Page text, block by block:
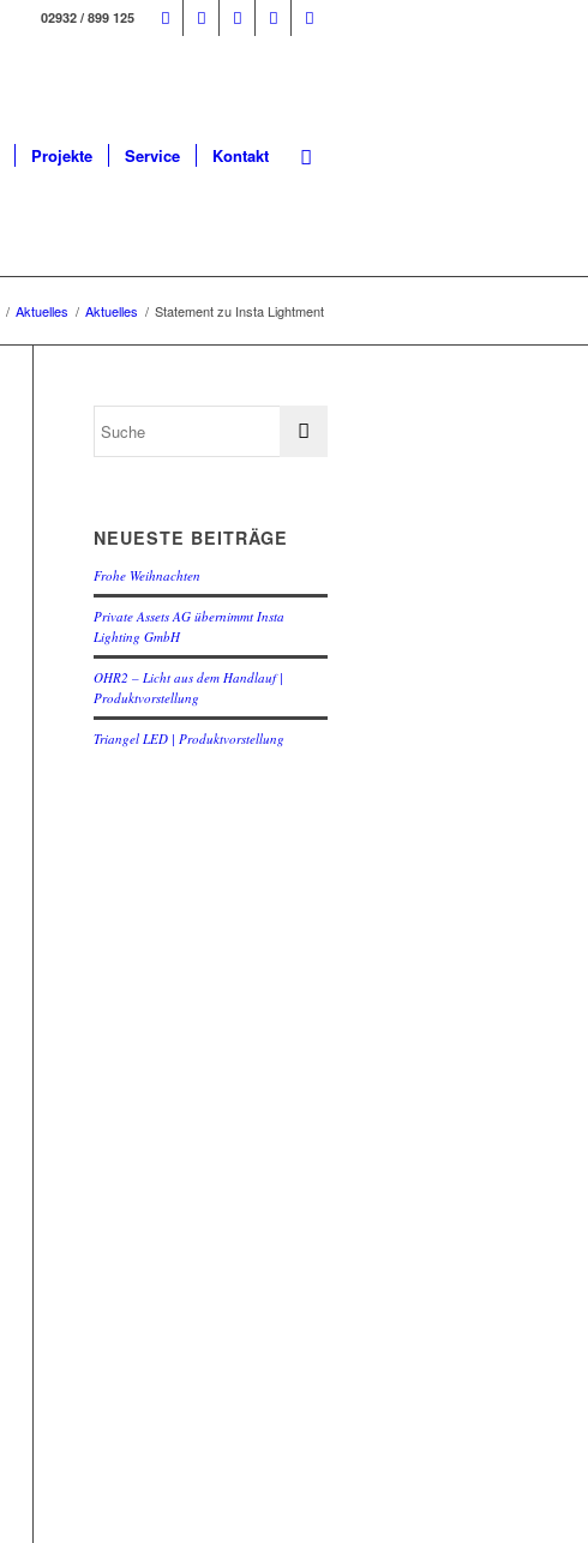
02932 / 899 125
Projekte Service Kontakt
/ Aktuelles / Aktuelles / Statement zu Insta Lightment
NEUESTE BEITRÄGE
Frohe Weihnachten
Private Assets AG übernimmt Insta
Lighting GmbH
OHR2 – Licht aus dem Handlauf |
Produktvorstellung
Triangel LED | Produktvorstellung